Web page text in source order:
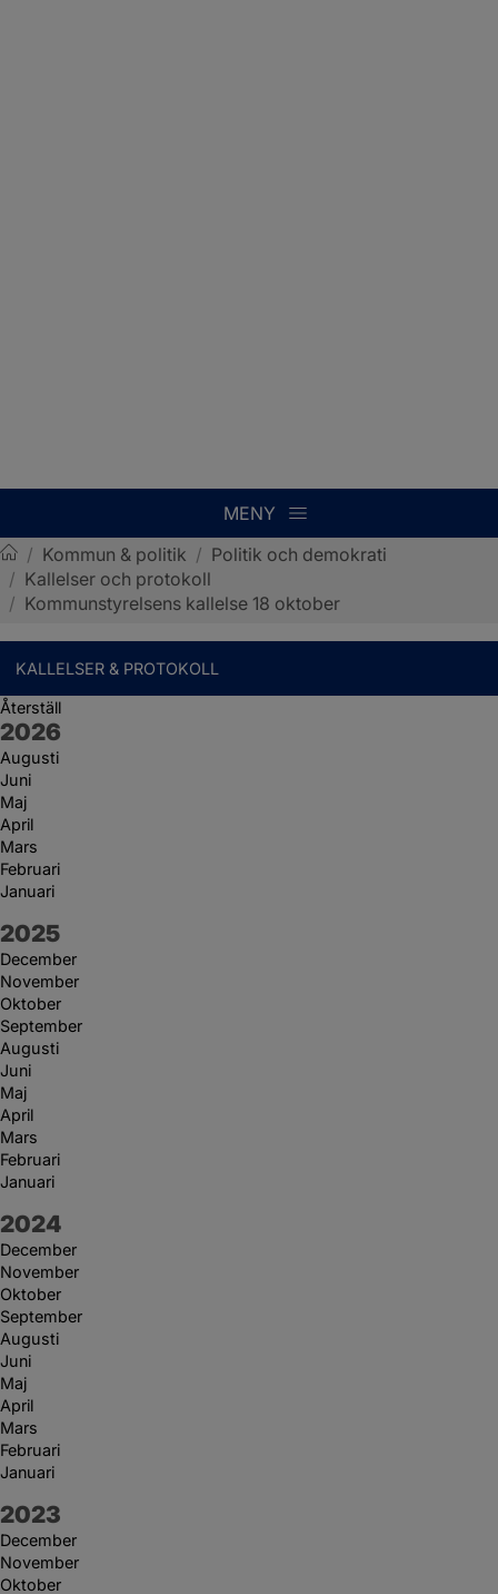
MENY
Sotenäs kommun
/ Kommun & politik / Politik och demokrati
/ Kallelser och protokoll
/ Kommunstyrelsens kallelse 18 oktober
KALLELSER & PROTOKOLL
Återställ
År:
2026
Augusti
Juni
Maj
April
Mars
Februari
Januari
År:
2025
December
November
Oktober
September
Augusti
Juni
Maj
April
Mars
Februari
Januari
År:
2024
December
November
Oktober
September
Augusti
Juni
Maj
April
Mars
Februari
Januari
År:
2023
December
November
Oktober